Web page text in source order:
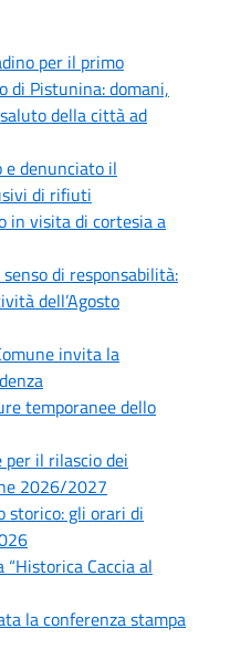
per il primo
di Pistunina: domani,
della città ad
e denunciato il
di rifiuti
in visita di cortesia a
di responsabilità:
dell’Agosto
invita la
temporanee dello
per il rilascio dei
2026/2027
storico: gli orari di
Caccia al
la conferenza stampa